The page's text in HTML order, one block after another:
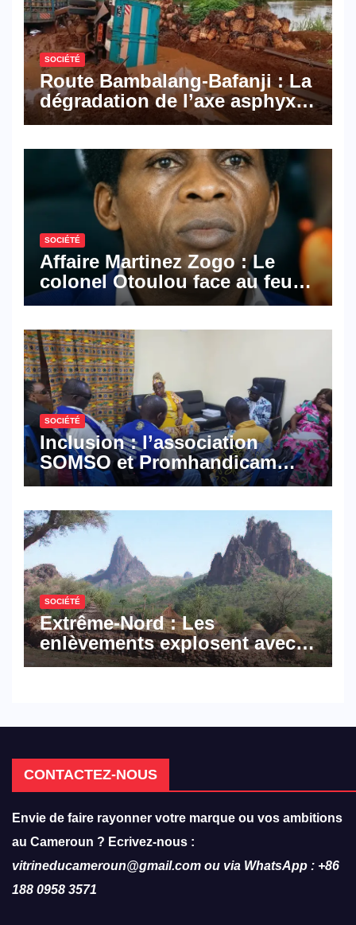
SOCIÉTÉ
Route Bambalang-Bafanji : La
dégradation de l’axe asphyxie
les activités économiques
SOCIÉTÉ
Affaire Martinez Zogo : Le
colonel Otoulou face au feu
croisé des avocats de la
SOCIÉTÉ
Inclusion : l’association
SOMSO et Promhandicam
militent en faveur d’une
hôtellerie-restauration
SOCIÉTÉ
Extrême-Nord : Les
enlèvements explosent avec
308 victimes en trois mois
CONTACTEZ-NOUS
Envie de faire rayonner votre marque ou vos ambitions
au Cameroun ? Ecrivez-nous :
vitrineducameroun@gmail.com ou via WhatsApp : +86
188 0958 3571